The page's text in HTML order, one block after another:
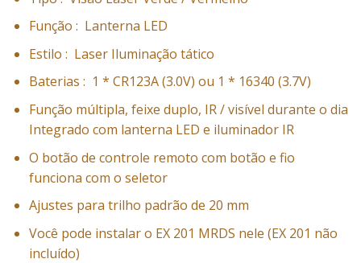
Função : Lanterna LED
Estilo : Laser Iluminação tático
Baterias : 1 * CR123A (3.0V) ou 1 * 16340 (3.7V)
Função múltipla, feixe duplo, IR / visível durante o dia
Integrado com lanterna LED e iluminador IR
O botão de controle remoto com botão e fio
funciona com o seletor
Ajustes para trilho padrão de 20 mm
Você pode instalar o EX 201 MRDS nele (EX 201 não
incluído)